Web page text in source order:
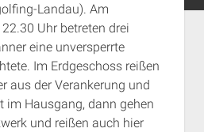
Aktuelles
Termine
open
dropdown
menu
Termine im Süden
Termine in München
im Süden
Archiv
open
dropdown
menu
e. V. unterstützen
Impressum
Landau). Am
Uhr betreten drei
eine unversperrte
Im Erdgeschoss reißen
aus der Verankerung und
im Hausgang, dann gehen
und reißen auch hier